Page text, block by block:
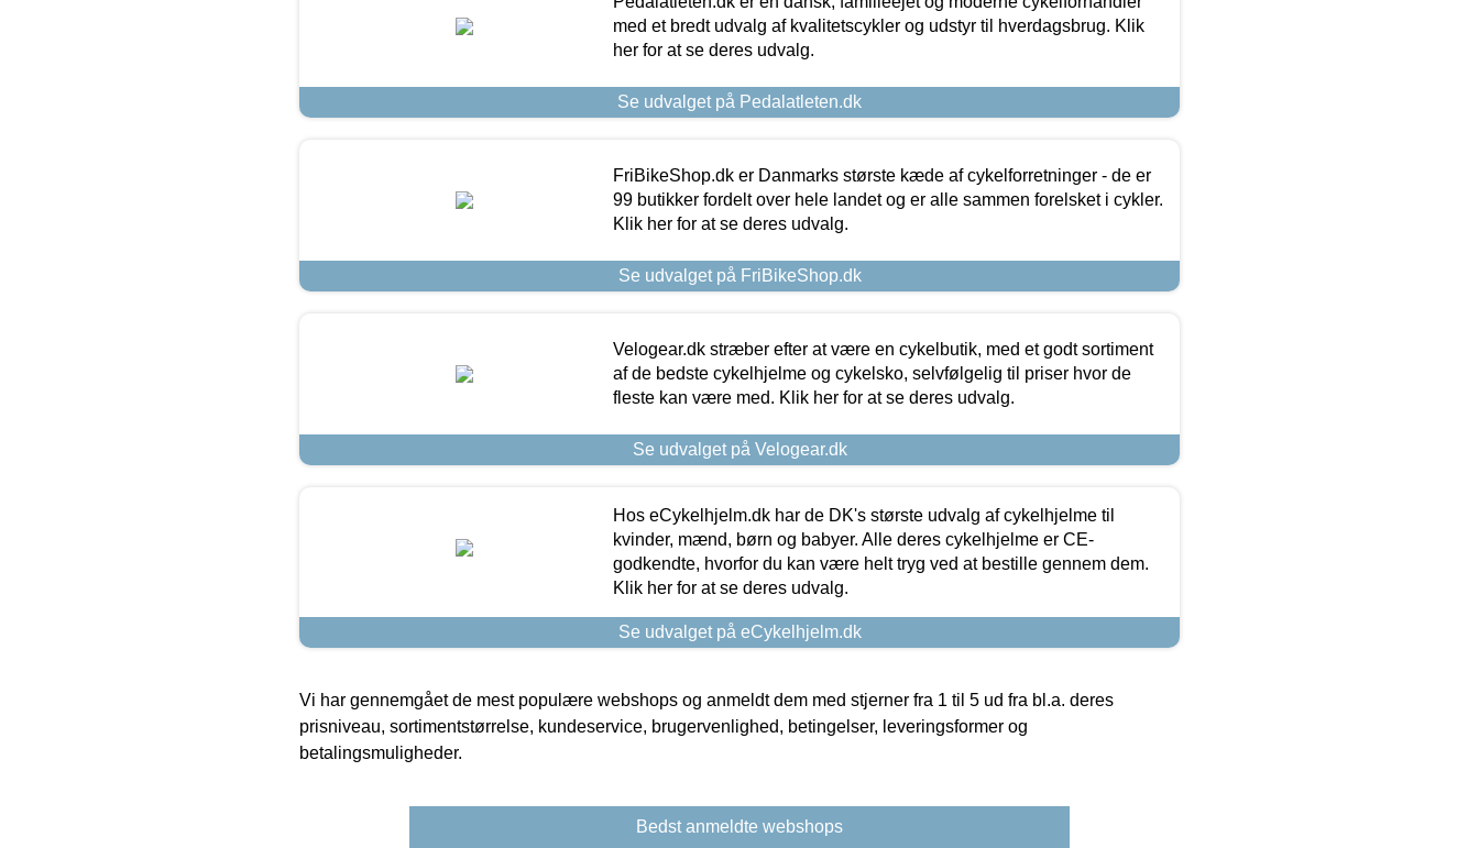
med et bredt udvalg af kvalitetscykler og udstyr til hverdagsbrug. Klik
her for at se deres udvalg.
Se udvalget på Pedalatleten.dk
FriBikeShop.dk er Danmarks største kæde af cykelforretninger - de er
99 butikker fordelt over hele landet og er alle sammen forelsket i cykler.
Klik her for at se deres udvalg.
Se udvalget på FriBikeShop.dk
Velogear.dk stræber efter at være en cykelbutik, med et godt sortiment
af de bedste cykelhjelme og cykelsko, selvfølgelig til priser hvor de
fleste kan være med. Klik her for at se deres udvalg.
Se udvalget på Velogear.dk
Hos eCykelhjelm.dk har de DK's største udvalg af cykelhjelme til
kvinder, mænd, børn og babyer. Alle deres cykelhjelme er CE-
godkendte, hvorfor du kan være helt tryg ved at bestille gennem dem.
Klik her for at se deres udvalg.
Se udvalget på eCykelhjelm.dk
Vi har gennemgået de mest populære webshops og anmeldt dem med stjerner fra 1 til 5 ud fra bl.a. deres
prisniveau, sortimentstørrelse, kundeservice, brugervenlighed, betingelser, leveringsformer og
betalingsmuligheder.
Bedst anmeldte webshops